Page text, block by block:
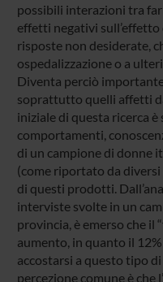
possibili interazioni tra
effetti negativi sull’effetto
risposte non desiderate,
ospedalizzazione o a
Diventa perciò
soprattutto quelli affetti
iniziale di questa ricerca
comportamenti,
di un campione di donne
(come riportato da
di questi prodotti.
interviste svolte in un
provincia, è emerso che il
aumento, in quanto il
accostarsi a questo tipo
percezione comune è che